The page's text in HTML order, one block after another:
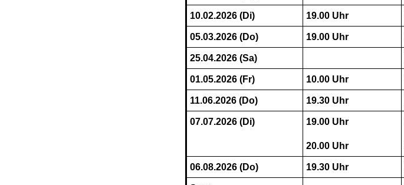
10.02.2026 (Di) 19.00 Uhr
05.03.2026 (Do) 19.00 Uhr
25.04.2026 (Sa)
01.05.2026 (Fr) 10.00 Uhr
11.06.2026 (Do) 19.30 Uhr
07.07.2026 (Di) 19.00 Uhr
20.00 Uhr
06.08.2026 (Do) 19.30 Uhr